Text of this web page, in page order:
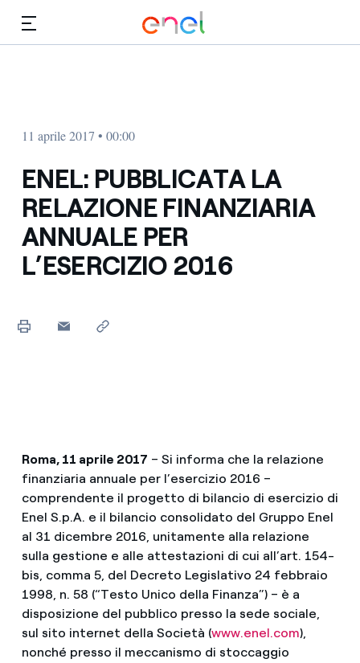
11 aprile 2017 • 00:00
ENEL: PUBBLICATA LA
RELAZIONE FINANZIARIA
ANNUALE PER
L’ESERCIZIO 2016
Roma, 11 aprile 2017 – Si informa che la relazione
finanziaria annuale per l’esercizio 2016 –
comprendente il progetto di bilancio di esercizio di
Enel S.p.A. e il bilancio consolidato del Gruppo Enel
al 31 dicembre 2016, unitamente alla relazione
sulla gestione e alle attestazioni di cui all’art. 154-
bis, comma 5, del Decreto Legislativo 24 febbraio
1998, n. 58 (“Testo Unico della Finanza”) – è a
disposizione del pubblico presso la sede sociale,
sul sito internet della Società (www.enel.com),
nonché presso il meccanismo di stoccaggio